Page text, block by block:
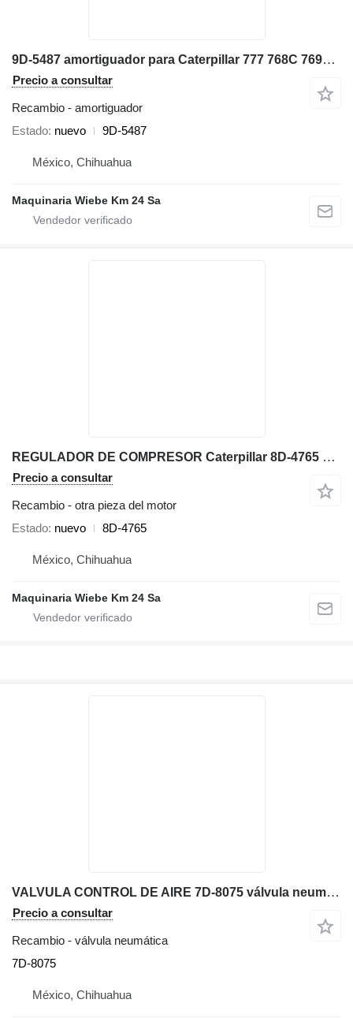
9D-5487 amortiguador para Caterpillar 777 768C 769C 773B 768B volquete rígido
Precio a consultar
Recambio - amortiguador
Estado nuevo 9D-5487
México, Chihuahua
Maquinaria Wiebe Km 24 Sa
REGULADOR DE COMPRESOR Caterpillar 8D-4765 para Caterpillar 777G 797F 793F 651E 657E 627F volquete rígido
Precio a consultar
Recambio - otra pieza del motor
Estado nuevo 8D-4765
México, Chihuahua
Maquinaria Wiebe Km 24 Sa
VALVULA CONTROL DE AIRE 7D-8075 válvula neumática para Caterpillar 769D 771D 777D 773D 777 130G volquete rígido
Precio a consultar
Recambio - válvula neumática
7D-8075
México, Chihuahua